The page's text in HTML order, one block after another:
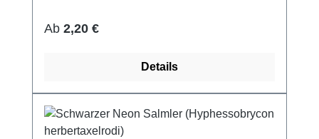
Regulärer Preis:
Ab 2,20 €
Details